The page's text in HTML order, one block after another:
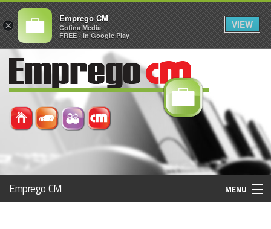
Emprego CM MENU
×
Emprego CM
Cofina Media
FREE - In Google Play
VIEW